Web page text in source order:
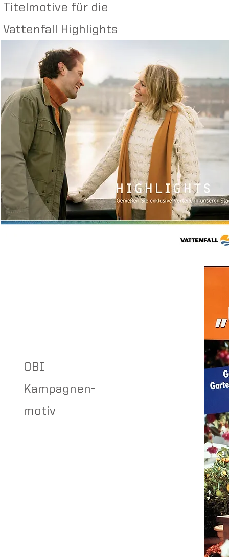
Full Face, Half Face, Hollowman und
Videoproduktionen für den Golfino
Online Shop
Titelmotive für die
Vattenfall Highlights
OBI
Kampagnen-
motiv